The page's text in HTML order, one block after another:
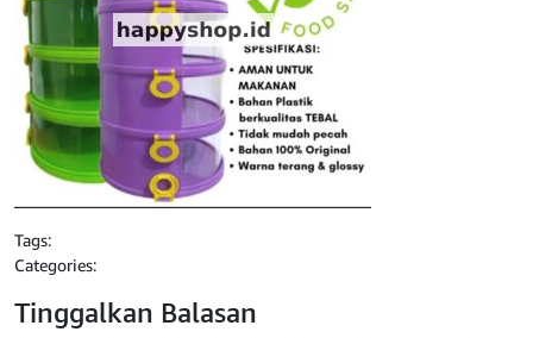
Tags:
Categories:
Tinggalkan Balasan